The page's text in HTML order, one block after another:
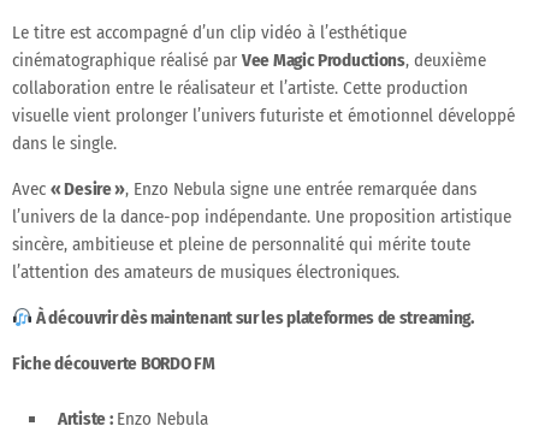
Le titre est accompagné d’un clip vidéo à l’esthétique
cinématographique réalisé par Vee Magic Productions, deuxième
collaboration entre le réalisateur et l’artiste. Cette production
visuelle vient prolonger l’univers futuriste et émotionnel développé
dans le single.
Avec « Desire », Enzo Nebula signe une entrée remarquée dans
l’univers de la dance-pop indépendante. Une proposition artistique
sincère, ambitieuse et pleine de personnalité qui mérite toute
l’attention des amateurs de musiques électroniques.
À découvrir dès maintenant sur les plateformes de streaming.
Fiche découverte BORDO FM
Artiste :Enzo Nebula